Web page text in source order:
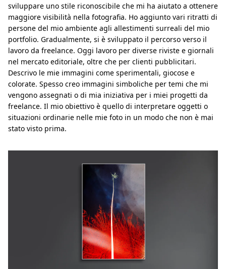
sviluppare uno stile riconoscibile che mi ha aiutato a ottenere
maggiore visibilità nella fotografia. Ho aggiunto vari ritratti di
persone del mio ambiente agli allestimenti surreali del mio
portfolio. Gradualmente, si è sviluppato il percorso verso il
lavoro da freelance. Oggi lavoro per diverse riviste e giornali
nel mercato editoriale, oltre che per clienti pubblicitari.
Descrivo le mie immagini come sperimentali, giocose e
colorate. Spesso creo immagini simboliche per temi che mi
vengono assegnati o di mia iniziativa per i miei progetti da
freelance. Il mio obiettivo è quello di interpretare oggetti o
situazioni ordinarie nelle mie foto in un modo che non è mai
stato visto prima.